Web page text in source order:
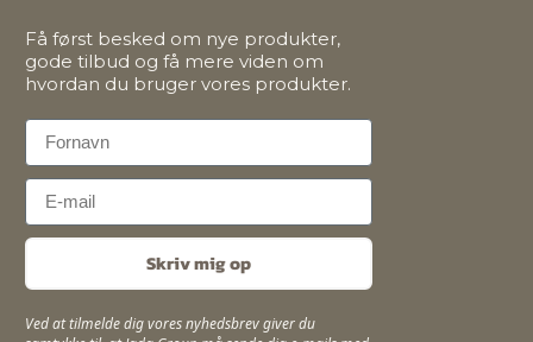
Få først besked om nye produkter,
gode tilbud og få mere viden om
hvordan du bruger vores produkter.
First Name
Email
Skriv mig op
Ved at tilmelde dig vores nyhedsbrev giver du